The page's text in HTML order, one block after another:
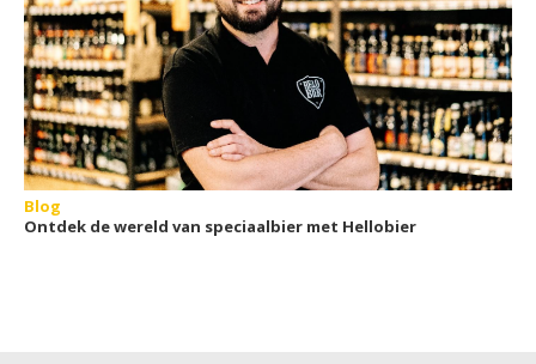
Blog
Ontdek de wereld van speciaalbier met Hellobier